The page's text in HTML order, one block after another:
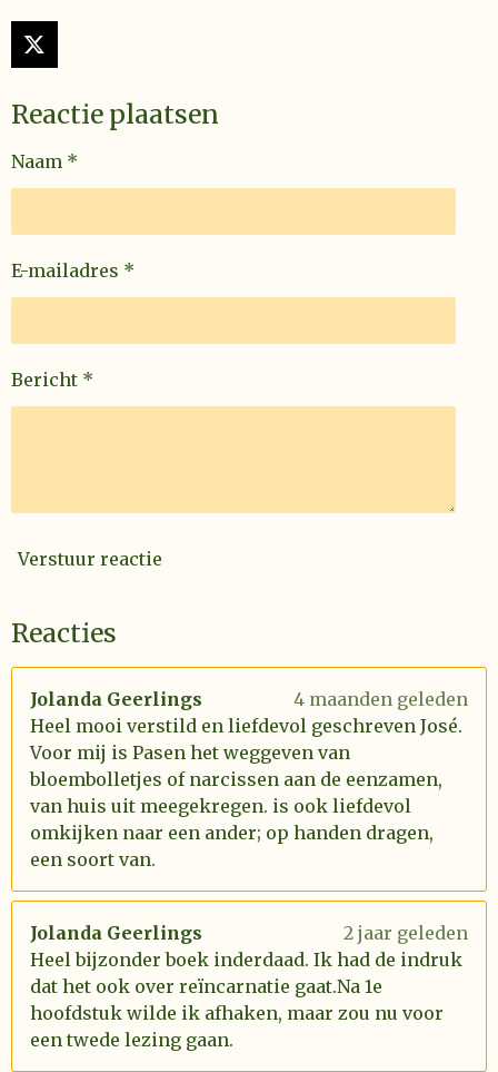
X
Reactie plaatsen
Naam *
E-mailadres *
Bericht *
Verstuur reactie
Reacties
Jolanda Geerlings
4 maanden geleden
Heel mooi verstild en liefdevol geschreven José.
Voor mij is Pasen het weggeven van
bloembolletjes of narcissen aan de eenzamen,
van huis uit meegekregen. is ook liefdevol
omkijken naar een ander; op handen dragen,
een soort van.
Jolanda Geerlings
2 jaar geleden
Heel bijzonder boek inderdaad. Ik had de indruk
dat het ook over reïncarnatie gaat.Na 1e
hoofdstuk wilde ik afhaken, maar zou nu voor
een twede lezing gaan.